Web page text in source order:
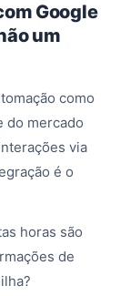
Google
um
como
do mercado
via
é o
horas são
de